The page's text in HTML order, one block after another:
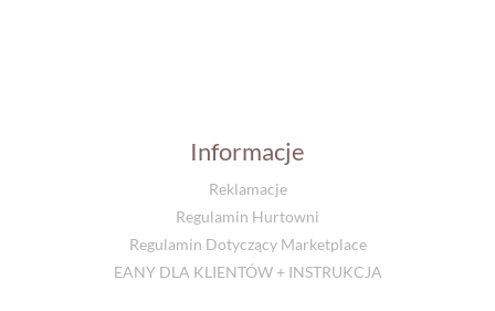
Informacje
Reklamacje
Regulamin Hurtowni
Regulamin Dotyczący Marketplace
EANY DLA KLIENTÓW + INSTRUKCJA